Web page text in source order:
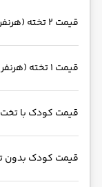
قیمت 2 تخته (هرنفر)
قیمت 1 تخته (هرنفر)
قیمت کودک با
قیمت کودک بدون